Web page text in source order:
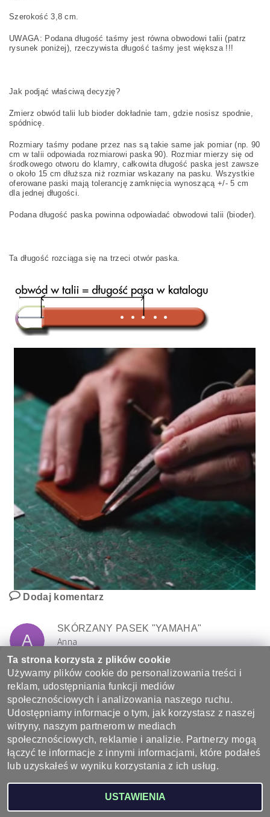
Szerokość 3,8 cm.
UWAGA: Podana długość taśmy jest równa obwodowi talii (patrz
rysunek poniżej), rzeczywista długość taśmy jest większa !!!
Jak podjąć właściwą decyzję?
Zmierz obwód talii lub bioder dokładnie tam, gdzie nosisz spodnie,
spódnicę.
Rozmiary taśmy podane przez nas są takie same jak pomiar (np. 90
cm w talii odpowiada rozmiarowi paska 90). Rozmiar mierzy się od
środkowego otworu do klamry, całkowita długość paska jest zawsze
o około 15 cm dłuższa niż rozmiar wskazany na pasku. Wszystkie
oferowane paski mają tolerancję zamknięcia wynoszącą +/- 5 cm
dla jednej długości.
Podana długość paska powinna odpowiadać obwodowi talii (bioder).
Ta długość rozciąga się na trzeci otwór paska.
Dodaj komentarz
A
SKÓRZANY PASEK "YAMAHA"
Anna
29.4.2025 11:51
Pasek piękny i efektywny. Bardzo dobrze wykonany. Obsługa na
najwyższym poziomie. POLECAM szczerze.
ODPOWIEDŹ
Wyroby ze skóry - sklep skórzany, galanteria skórzana
zastrzeżone
Ta strona korzysta z plików cookie
Używamy plików cookie do personalizowania treści i
reklam, udostępniania funkcji mediów
społecznościowych i analizowania naszego ruchu.
Udostępniamy informacje o tym, jak korzystasz z naszej
witryny, naszym partnerom w mediach
społecznościowych, reklamie i analizie. Partnerzy mogą
łączyć te informacje z innymi informacjami, które podałeś
lub uzyskałeś w wyniku korzystania z ich usług.
USTAWIENIA